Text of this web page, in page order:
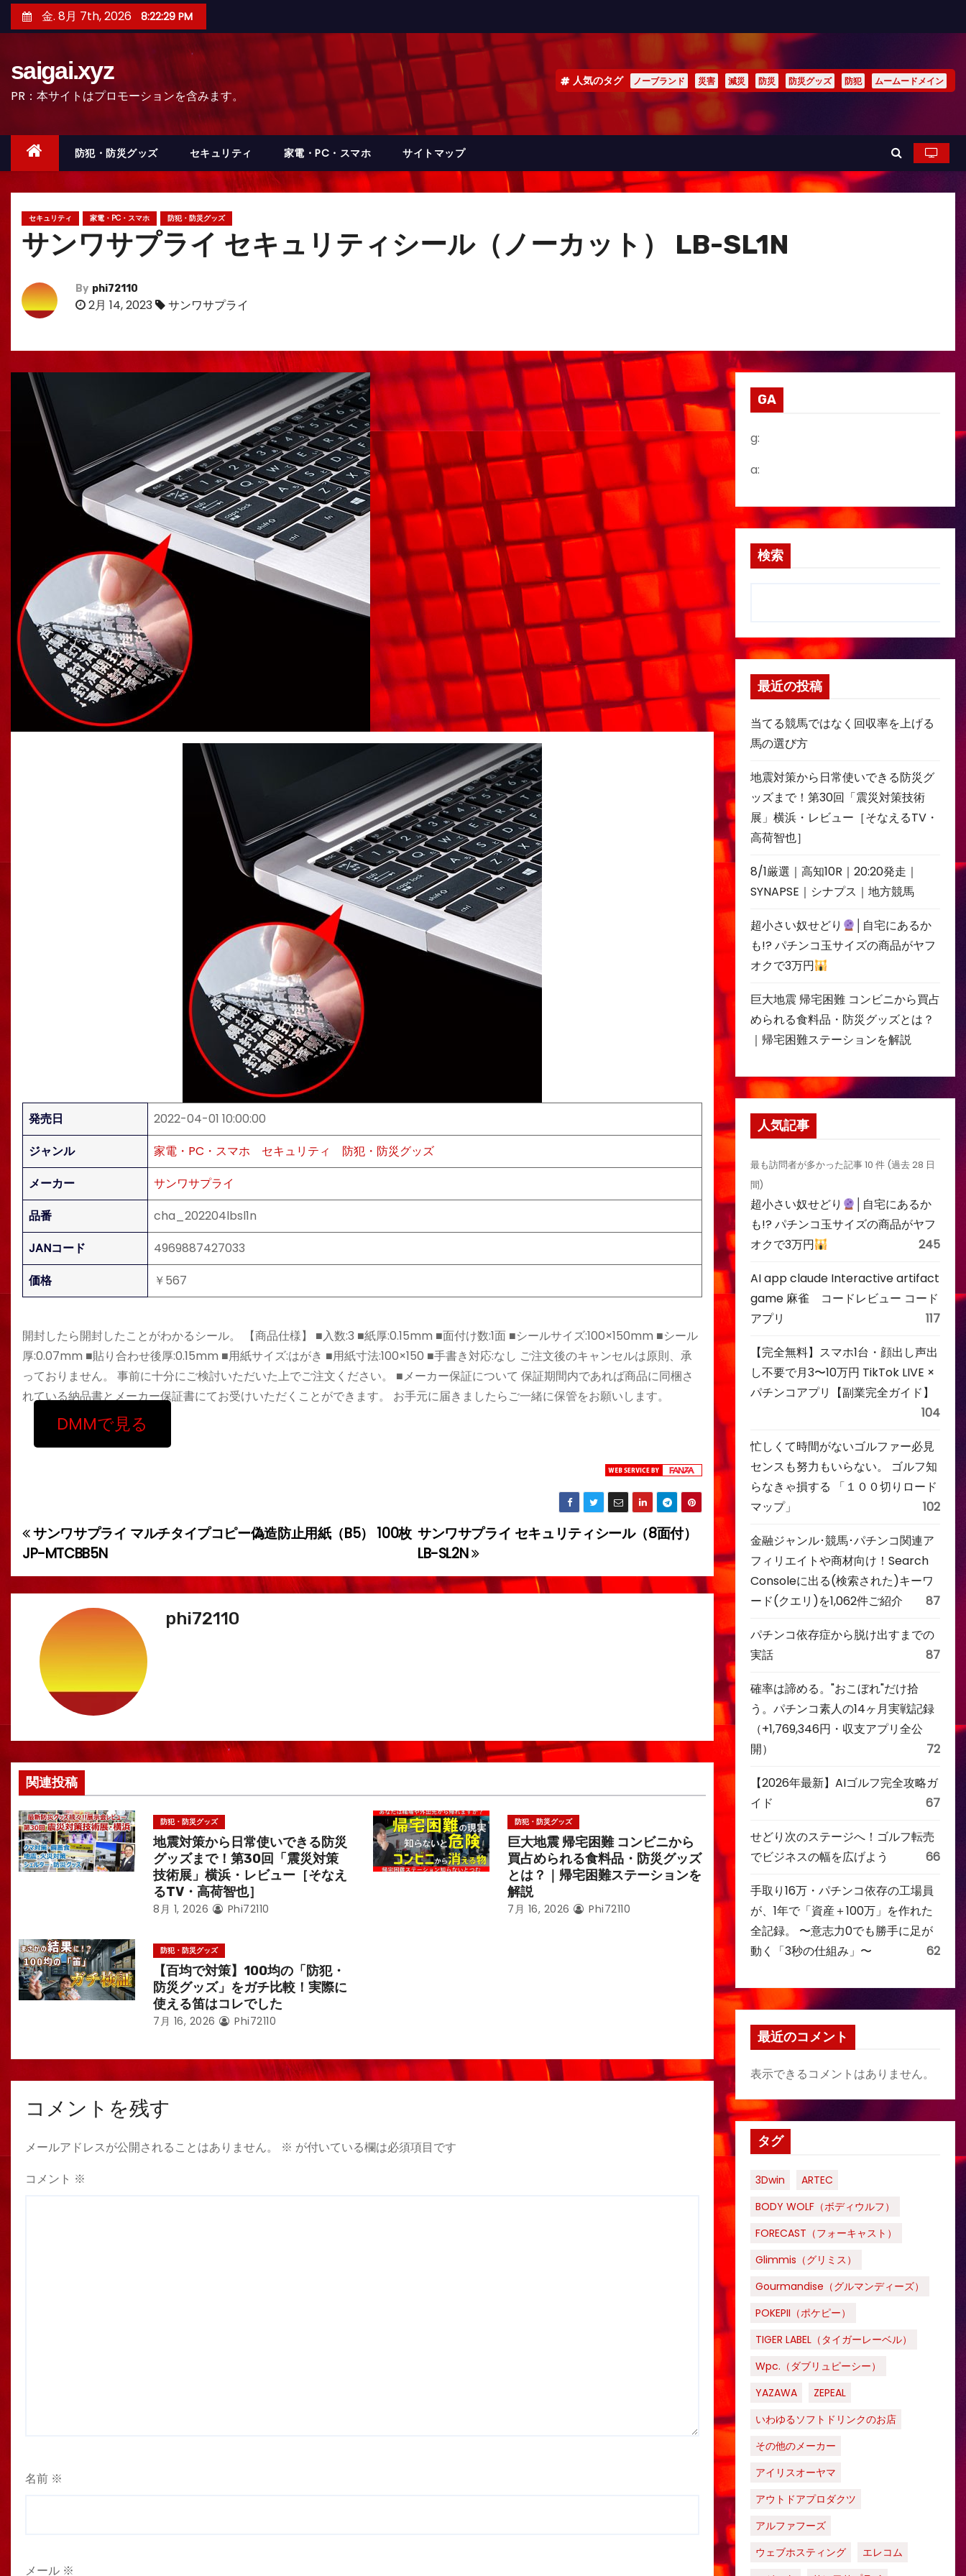
ン
ッ
金. 8月 7th, 2026 8:22:31 PM
saigai.xyz
PR：本サイトはプロモーションを含みます。
人気のタグ ノーブランド 災害 減災 防災 防災グッズ 防犯 ムームードメイン
防犯・防災グッズ セキュリティ 家電・PC・スマホ サイトマップ
セキュリティ 家電・PC・スマホ 防犯・防災グッズ
サンワサプライ セキュリティシール（ノーカット） LB-SL1N
By phi72110
2月 14, 2023 サンワサプライ
発売日
2022-04-01 10:00:00
ジャンル
家電・PC・スマホ セキュリティ
防犯・防災グッズ
メーカー
サンワサプライ
品番
cha_202204lbsl1n
JANコード
4969887427033
価格
￥567
開封したら開封したことがわかるシール。 【商品仕様】 ■入数:3 ■紙厚:0.15mm ■面付け数:1面 ■シールサイズ:100×150mm ■シール
厚:0.07mm ■貼り合わせ後厚:0.15mm ■用紙サイズ:はがき ■用紙寸法:100×150 ■手書き対応:なし ご注文後のキャンセルは原則、承
っておりません。 事前に十分にご検討いただいた上でご注文ください。 ■メーカー保証について 保証期間内であれば商品に同梱さ
れている納品書とメーカー保証書にてお受けいただくことができます。 お手元に届きましたらご一緒に保管をお願いします。
DMMで見る
投
稿
ナ
ゲ
ー
ョ
ン
サンワサプライ セキュリティシール（8面付）
LB-SL2N
サンワサプライ マルチタイプコピー偽造防止用紙（B5） 100枚
JP-MTCBB5N
phi72110
関連投稿
防犯・防災グッズ
地震対策から日常使いできる防災
グッズまで！第30回「震災対策
技術展」横浜・レビュー［そなえ
るTV・高荷智也］
8月 1, 2026 Phi72110
防犯・防災グッズ
巨大地震 帰宅困難 コンビニから
買占められる食料品・防災グッズ
とは？｜帰宅困難ステーションを
解説
7月 16, 2026 Phi72110
防犯・防災グッズ
【百均で対策】100均の「防犯・
防災グッズ」をガチ比較！実際に
使える笛はコレでした
7月 16, 2026 Phi72110
コメントを残す
メールアドレスが公開されることはありません。 ※ が付いている欄は必須項目です
コメント ※
名前 ※
メール ※
GA
g:
a:
検索
最近の投稿
当てる競馬ではなく回収率を上げる
馬の選び方
地震対策から日常使いできる防災グ
ッズまで！第30回「震災対策技術
展」横浜・レビュー［そなえるTV・
高荷智也］
8/1厳選｜高知10R｜20:20発走｜
SYNAPSE｜シナプス｜地方競馬
超小さい奴せどり
│自宅にあるか
も!? パチンコ玉サイズの商品がヤフ
オクで3万円
巨大地震 帰宅困難 コンビニから買占
められる食料品・防災グッズとは？
｜帰宅困難ステーションを解説
人気記事
最も訪問者が多かった記事 10 件 (過去 28 日
間)
超小さい奴せどり
│自宅にあるか
も!? パチンコ玉サイズの商品がヤフ
オクで3万円
245
AI app claude Interactive artifact
game 麻雀 コードレビュー コード
アプリ
117
【完全無料】スマホ1台・顔出し声出
し不要で月3〜10万円 TikTok LIVE ×
パチンコアプリ【副業完全ガイド】
104
忙しくて時間がないゴルファー必見
センスも努力もいらない。 ゴルフ知
らなきゃ損する 「１００切りロード
マップ」
102
金融ジャンル･競馬･パチンコ関連ア
フィリエイトや商材向け！Search
Consoleに出る(検索された)キーワ
ード(クエリ)を1,062件ご紹介
87
パチンコ依存症から脱け出すまでの
実話
87
確率は諦める。"おこぼれ"だけ拾
う。パチンコ素人の14ヶ月実戦記録
（+1,769,346円・収支アプリ全公
開）
72
【2026年最新】AIゴルフ完全攻略ガ
イド
67
せどり次のステージへ！ゴルフ転売
でビジネスの幅を広げよう
66
手取り16万・パチンコ依存の工場員
が、1年で「資産＋100万」を作れた
全記録。 〜意志力0でも勝手に足が
動く「3秒の仕組み」〜
62
最近のコメント
表示できるコメントはありません。
タグ
3Dwin
ARTEC
BODY WOLF（ボディウルフ）
FORECAST（フォーキャスト）
Glimmis（グリミス）
Gourmandise（グルマンディーズ）
POKEPII（ポケピー）
TIGER LABEL（タイガーレーベル）
Wpc.（ダブリュピーシー）
YAZAWA
ZEPEAL
いわゆるソフトドリンクのお店
その他のメーカー
アイリスオーヤマ
アウトドアプロダクツ
アルファフーズ
ウェブホスティング
エレコム